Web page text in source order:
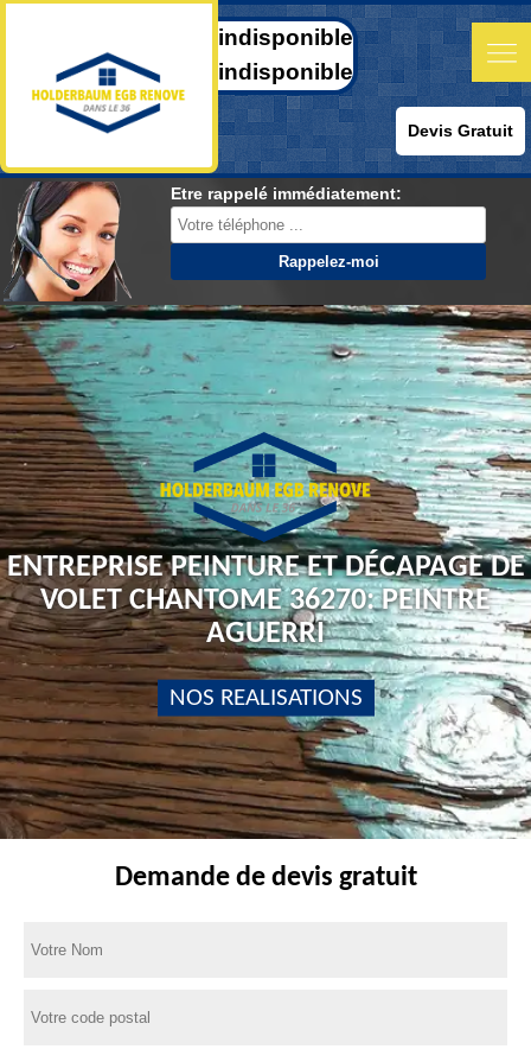
indisponible
indisponible
Devis Gratuit
Etre rappelé immédiatement:
ENTREPRISE PEINTURE ET DÉCAPAGE DE
VOLET CHANTOME 36270: PEINTRE
AGUERRI
NOS REALISATIONS
Demande de devis gratuit